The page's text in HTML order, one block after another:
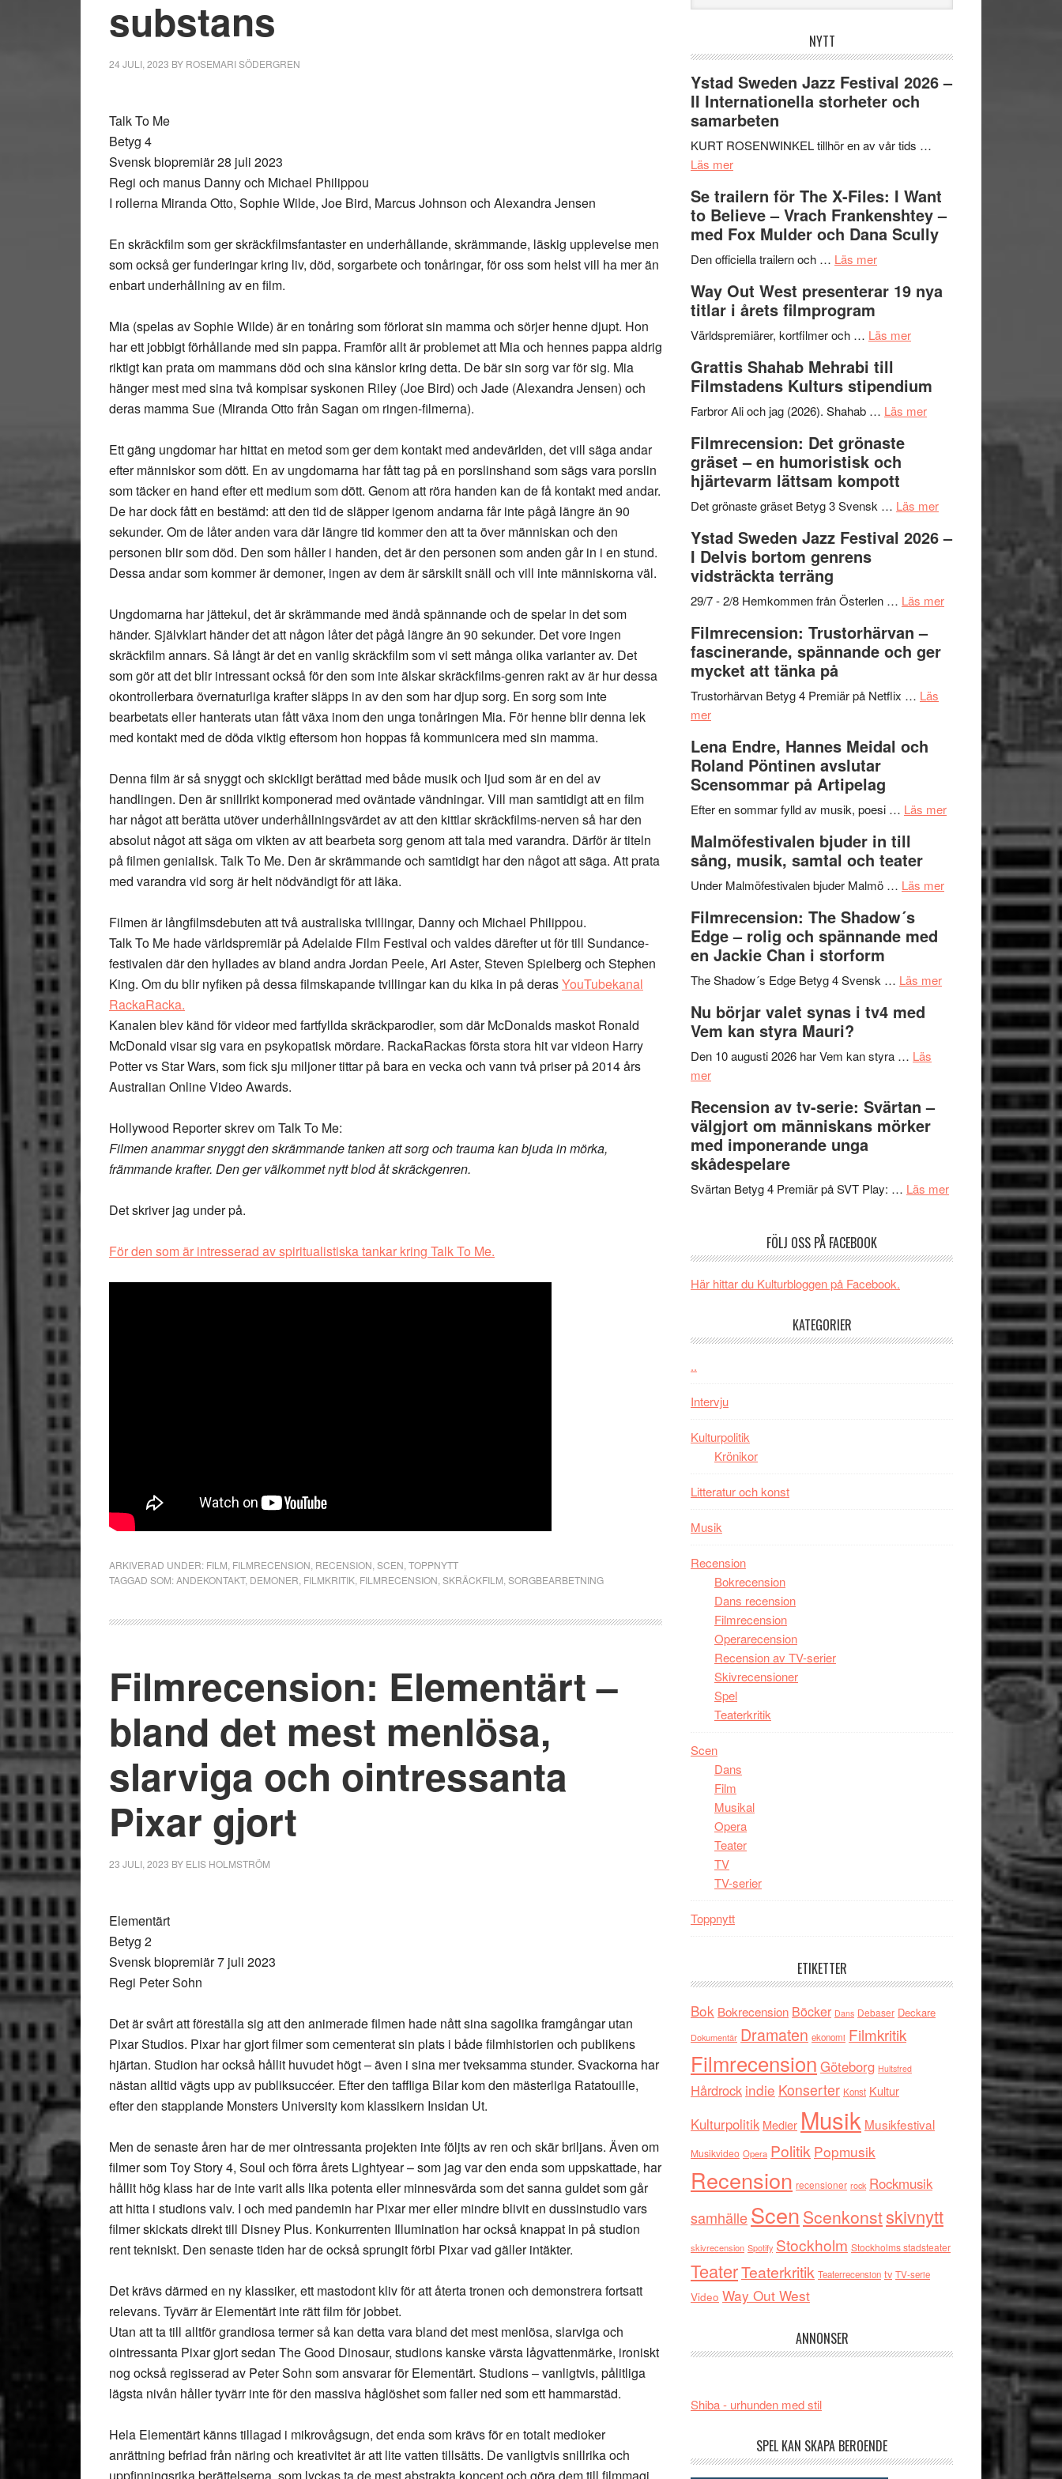
substans
24 JULI, 2023 BY ROSEMARI SÖDERGREN
Talk To Me
Betyg 4
Svensk biopremiär 28 juli 2023
Regi och manus Danny och Michael Philippou
I rollerna Miranda Otto, Sophie Wilde, Joe Bird, Marcus Johnson och Alexandra Jensen
En skräckfilm som ger skräckfilmsfantaster en underhållande, skrämmande, läskig upplevelse men
som också ger funderingar kring liv, död, sorgarbete och tonåringar, för oss som helst vill ha mer än
enbart underhållning av en film.
Mia (spelas av Sophie Wilde) är en tonåring som förlorat sin mamma och sörjer henne djupt. Hon
har ett jobbigt förhållande med sin pappa. Framför allt är problemet att Mia och hennes pappa aldrig
riktigt kan prata om mammans död och sina känslor kring detta. De bär sin sorg var för sig. Mia
hänger mest med sina två kompisar syskonen Riley (Joe Bird) och Jade (Alexandra Jensen) och
deras mamma Sue (Miranda Otto från Sagan om ringen-filmerna).
Ett gäng ungdomar har hittat en metod som ger dem kontakt med andevärlden, det vill säga andar
efter människor som dött. En av ungdomarna har fått tag på en porslinshand som sägs vara porslin
som täcker en hand efter ett medium som dött. Genom att röra handen kan de få kontakt med andar.
De har dock fått en bestämd: att den tid de släpper igenom andarna får inte pågå längre än 90
sekunder. Om de låter anden vara där längre tid kommer den att ta över människan och den
personen blir som död. Den som håller i handen, det är den personen som anden går in i en stund.
Dessa andar som kommer är demoner, ingen av dem är särskilt snäll och vill inte människorna väl.
Ungdomarna har jättekul, det är skrämmande med ändå spännande och de spelar in det som
händer. Självklart händer det att någon låter det pågå längre än 90 sekunder. Det vore ingen
skräckfilm annars. Så långt är det en vanlig skräckfilm som vi sett många olika varianter av. Det
som gör att det blir intressant också för den som inte älskar skräckfilms-genren rakt av är hur dessa
okontrollerbara övernaturliga krafter släpps in av den som har djup sorg. En sorg som inte
bearbetats eller hanterats utan fått växa inom den unga tonåringen Mia. För henne blir denna lek
med kontakt med de döda viktig eftersom hon hoppas få kommunicera med sin mamma.
Denna film är så snyggt och skickligt berättad med både musik och ljud som är en del av
handlingen. Den är snillrikt komponerad med oväntade vändningar. Vill man samtidigt att en film
har något att berätta utöver underhållningsvärdet av att den kittlar skräckfilms-nerven så har den
absolut något att säga om vikten av att bearbeta sorg genom att tala med varandra. Därför är titeln
på filmen genialisk. Talk To Me. Den är skrämmande och samtidigt har den något att säga. Att prata
med varandra vid sorg är helt nödvändigt för att läka.
Filmen är långfilmsdebuten att två australiska tvillingar, Danny och Michael Philippou.
Talk To Me hade världspremiär på Adelaide Film Festival och valdes därefter ut för till Sundance-
festivalen där den hyllades av bland andra Jordan Peele, Ari Aster, Steven Spielberg och Stephen
King. Om du blir nyfiken på dessa filmskapande tvillingar kan du kika in på derasYouTubekanal
RackaRacka.
Kanalen blev känd för videor med fartfyllda skräckparodier, som där McDonalds maskot Ronald
McDonald visar sig vara en psykopatisk mördare. RackaRackas första stora hit var videon Harry
Potter vs Star Wars, som fick sju miljoner tittar på bara en vecka och vann två priser på 2014 års
Australian Online Video Awards.
Hollywood Reporter skrev om Talk To Me:
Filmen anammar snyggt den skrämmande tanken att sorg och trauma kan bjuda in mörka,
främmande krafter. Den ger välkommet nytt blod åt skräckgenren.
Det skriver jag under på.
För den som är intresserad av spiritualistiska tankar kring Talk To Me.
ARKIVERAD UNDER: FILM FILMRECENSION RECENSION SCEN TOPPNYTT
TAGGAD SOM:ANDEKONTAKT, DEMONER FILMKRITIK FILMRECENSION SKRÄCKFILM SORGBEARBETNING
Filmrecension: Elementärt –
bland det mest menlösa,
slarviga och ointressanta
Pixar gjort
23 JULI, 2023 BY ELIS HOLMSTRÖM
Elementärt
Betyg 2
Svensk biopremiär 7 juli 2023
Regi Peter Sohn
Det är svårt att föreställa sig att den animerade filmen hade nått sina sagolika framgångar utan
Pixar Studios. Pixar har gjort filmer som cementerat sin plats i både filmhistorien och publikens
hjärtan. Studion har också hållit huvudet högt – även i sina mer tveksamma stunder. Svackorna har
nästan alltid vägts upp av publiksuccéer. Efter den taffliga Bilar kom den mästerliga Ratatouille,
efter den stapplande Monsters University kom klassikern Insidan Ut.
Men de senaste åren har de mer ointressanta projekten inte följts av ren och skär briljans. Även om
filmer som Toy Story 4, Soul och förra årets Lightyear – som jag var den enda som uppskattade, har
hållit hög klass har de inte varit alls lika potenta eller minnesvärda som det sanna guldet som går
att hitta i studions valv. I och med pandemin har Pixar mer eller mindre blivit en dussinstudio vars
filmer skickats direkt till Disney Plus. Konkurrenten Illumination har också knappat in på studion
rent tekniskt. Den senaste tiden har de också sprungit förbi Pixar vad gäller intäkter.
Det krävs därmed en ny klassiker, ett mastodont kliv för att återta tronen och demonstrera fortsatt
relevans. Tyvärr är Elementärt inte rätt film för jobbet.
Utan att ta till alltför grandiosa termer så kan detta vara bland det mest menlösa, slarviga och
ointressanta Pixar gjort sedan The Good Dinosaur, studions kanske värsta lågvattenmärke, ironiskt
nog också regisserad av Peter Sohn som ansvarar för Elementärt. Studions – vanligtvis, pålitliga
lägsta nivån håller tyvärr inte för den massiva håglöshet som faller ned som ett hammarstäd.
Hela Elementärt känns tillagad i mikrovågsugn, det enda som krävs för en totalt medioker
anrättning befriad från näring och kreativitet är att lite vatten tillsätts. De vanligtvis snillrika och
webbplatsen
NYTT
Ystad Sweden Jazz Festival 2026 –
II Internationella storheter och
samarbeten
KURT ROSENWINKEL tillhör en av vår tids …
Läs merom
Sweden
Jazz
Festival
2026
II
Internationella
storheter
samarbeten
Se trailern för The X-Files: I Want
to Believe – Vrach Frankenshtey –
med Fox Mulder och Dana Scully
Den officiella trailern och … Läs merom
trailern
The
Files:
I
Want
Believe
–
Vrach
Frankenshtey
med
och
Scully
Way Out West presenterar 19 nya
titlar i årets filmprogram
Världspremiärer, kortfilmer och … Läs merom
West
presenterar
årets
Grattis Shahab Mehrabi till
Filmstadens Kulturs stipendium
Farbror Ali och jag (2026). Shahab … Läs merom
Filmstadens
stipendium
Filmrecension: Det grönaste
gräset – en humoristisk och
hjärtevarm lättsam kompott
Det grönaste gräset Betyg 3 Svensk … Läs merom
Det
–
och
Ystad Sweden Jazz Festival 2026 –
I Delvis bortom genrens
vidsträckta terräng
29/7 - 2/8 Hemkommen från Österlen … Läs merom
vidsträckta
Filmrecension: Trustorhärvan –
fascinerande, spännande och ger
mycket att tänka på
Trustorhärvan Betyg 4 Premiär på Netflix … Läs
merom
Trustorhärvan
–
fascinerande,
spännande
ger
mycket
att
på
Lena Endre, Hannes Meidal och
Roland Pöntinen avslutar
Scensommar på Artipelag
Efter en sommar fylld av musik, poesi … Läs merom
Hannes
Roland
avslutar
Scensommar
Artipelag
Malmöfestivalen bjuder in till
sång, musik, samtal och teater
Under Malmöfestivalen bjuder Malmö … Läs merom
Malmöfestivalen
Filmrecension: The Shadow´s
Edge – rolig och spännande med
en Jackie Chan i storform
The Shadow´s Edge Betyg 4 Svensk … Läs merom
Filmrecension:
Shadow
spännande
en
storform
Nu börjar valet synas i tv4 med
Vem kan styra Mauri?
Den 10 augusti 2026 har Vem kan styra … Läs
merom
börjar
valet
synas
i
tv4
styra
Mauri?
Recension av tv-serie: Svärtan –
välgjort om människans mörker
med imponerande unga
skådespelare
Svärtan Betyg 4 Premiär på SVT Play: … Läs merom
serie:
Svärtan
välgjort
om
människans
mörker
skådespelare
FÖLJ OSS PÅ FACEBOOK
Här hittar du Kulturbloggen på Facebook.
KATEGORIER
..
Intervju
Kulturpolitik
Krönikor
Litteratur och konst
Musik
Recension
Bokrecension
Dans recension
Filmrecension
Operarecension
Recension av TV-serier
Skivrecensioner
Spel
Teaterkritik
Scen
Dans
Film
Musikal
Opera
Teater
TV
TV-serier
Toppnytt
ETIKETTER
Bok Bokrecension Böcker Dans Debaser Deckare
Dokumentär Dramaten ekonomi Filmkritik
Filmrecension Göteborg Hultsfred
Hårdrock indie Konserter Konst Kultur
Kulturpolitik Medier Musik Musikfestival
Musikvideo Opera Politik Popmusik
Recension recensioner rock Rockmusik
samhälleScen Scenkonstskivnytt
skivrecension Spotify Stockholm Stockholms stadsteater
TeaterTeaterkritik Teaterrecension tv TV-serie
Video Way Out West
ANNONSER
Shiba - urhunden med stil
SPEL KAN SKAPA BEROENDE